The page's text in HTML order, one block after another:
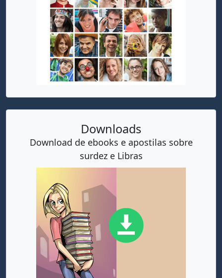
Downloads
Download de ebooks e apostilas sobre
surdez e Libras